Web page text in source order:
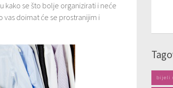
kako se što bolje organizirati i neće
doimat će se prostranijim i
bijeli